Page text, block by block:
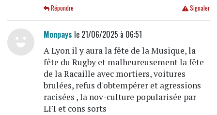
Signaler
Répondre
Monpays le 21/06/2025 à 06:51
A Lyon il y aura la fête de la Musique, la
fête du Rugby et malheureusement la fête
de la Racaille avec mortiers, voitures
brulées, refus d'obtempérer et agressions
racisées , la nov-culture popularisée par
LFI et cons sorts